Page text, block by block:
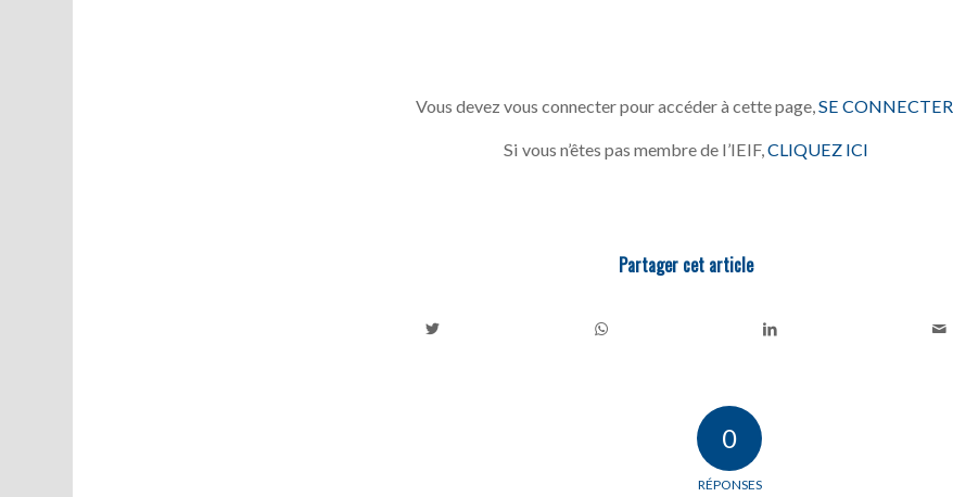
Vous devez vous connecter pour accéder à cette page, SE CONNECTER
Si vous n’êtes pas membre de l’IEIF,CLIQUEZ ICI
Partager cet article
0
RÉPONSES